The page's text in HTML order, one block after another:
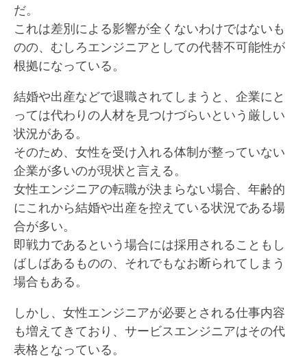
だ。
これは差別による影響が全くないわけではないも
のの、むしろエンジニアとしての代替不可能性が
根拠になっている。
結婚や出産などで退職されてしまうと、企業にと
っては代わりの人材を見つけづらいという厳しい
状況がある。
そのため、女性を受け入れる体制が整っていない
企業が多いのが現状と言える。
女性エンジニアの転職が決まらない場合、年齢的
にこれから結婚や出産を控えている状況である場
合が多い。
即戦力であるという場合には採用されることもし
ばしばあるものの、それでもなお断られてしまう
場合もある。
しかし、女性エンジニアが必要とされる仕事内容
も増えてきており、サービスエンジニアはその代
表格となっている。